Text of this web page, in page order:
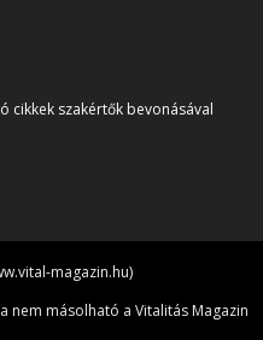
cikkek szakértők bevonásával
magazin.hu)
nem másolható a Vitalitás Magazin